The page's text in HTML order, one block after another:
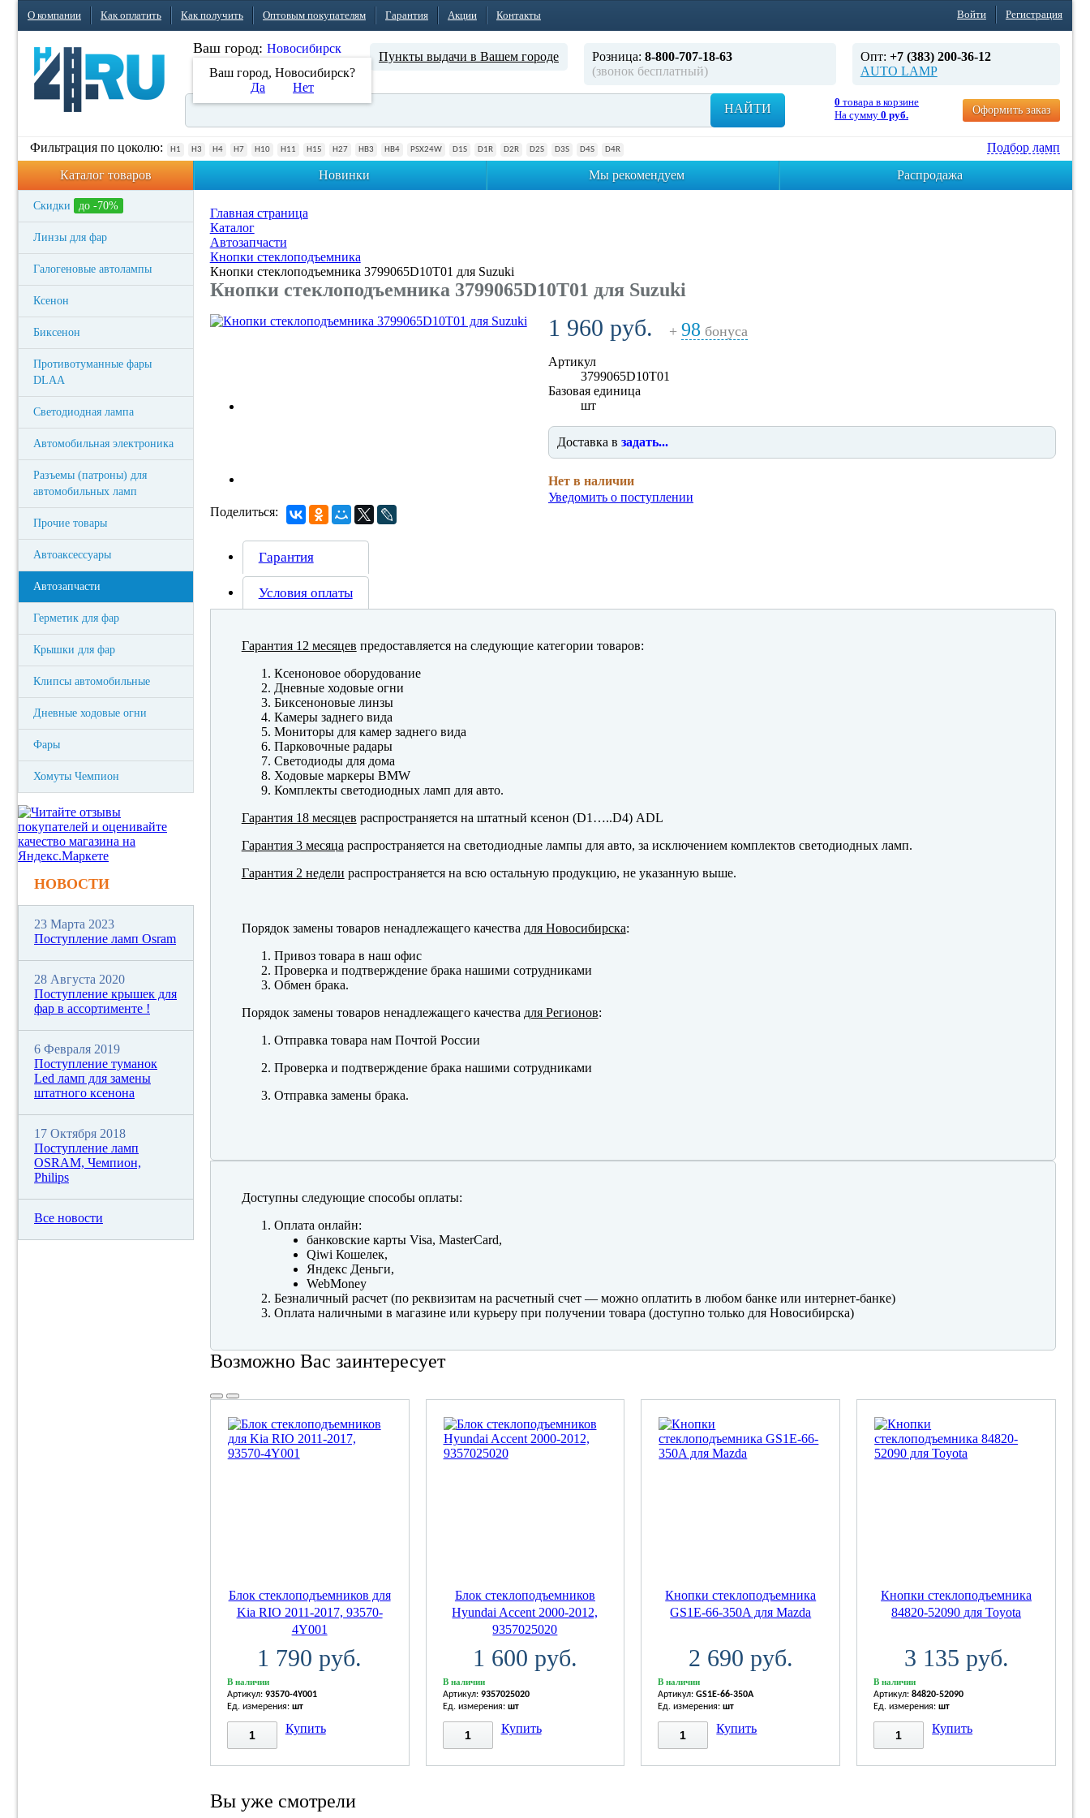
О компании Как оплатить Как получить Оптовым покупателям Гарантия Акции Контакты Войти Регистрация
Ваш город: Новосибирск
Ваш город, Новосибирск?
Да
Нет
Пункты выдачи в Вашем городе Розница: 8-800-707-18-63
(звонок бесплатный)
Опт: +7 (383) 200-36-12
AUTO LAMP
НАЙТИ 0 товара в корзине
На сумму 0 руб. Оформить заказ
Фильтрация по цоколю: H1 H3 H4 H7 H10 H11 H15 H27 HB3 HB4 PSX24W D1S D1R D2R D2S D3S D4S D4R
Подбор ламп
Каталог товаров
Новинки Мы рекомендуем Распродажа
Скидки до -70%
Линзы для фар
Галогеновые автолампы
Ксенон
Биксенон
Противотуманные фары
DLAA
Светодиодная лампа
Автомобильная электроника
Разъемы (патроны) для
автомобильных ламп
Прочие товары
Автоаксессуары
Автозапчасти
Герметик для фар
Крышки для фар
Клипсы автомобильные
Дневные ходовые огни
Фары
Хомуты Чемпион
Главная страница
Каталог
Автозапчасти
Кнопки стеклоподъемника
Кнопки стеклоподъемника 3799065D10T01 для Suzuki
Кнопки стеклоподъемника 3799065D10T01 для Suzuki
1 960 руб. + 98 бонуса
Артикул
3799065D10T01
Базовая единица
шт
Доставка в задать...
Нет в наличии
Уведомить о поступлении
Поделиться:
Гарантия
Условия оплаты
Гарантия 12 месяцев предоставляется на следующие категории товаров:
Ксеноновое оборудование
Дневные ходовые огни
Биксеноновые линзы
Камеры заднего вида
Мониторы для камер заднего вида
Парковочные радары
Светодиоды для дома
Ходовые маркеры BMW
Комплекты светодиодных ламп для авто.
Гарантия 18 месяцев распространяется на штатный ксенон (D1…..D4) ADL
Гарантия 3 месяца распространяется на светодиодные лампы для авто, за исключением комплектов светодиодных ламп.
Гарантия 2 недели распространяется на всю остальную продукцию, не указанную выше.
Порядок замены товаров ненадлежащего качества для Новосибирска:
Привоз товара в наш офис
Проверка и подтверждение брака нашими сотрудниками
Обмен брака.
Порядок замены товаров ненадлежащего качества для Регионов:
Отправка товара нам Почтой России
Проверка и подтверждение брака нашими сотрудниками
Отправка замены брака.
Доступны следующие способы оплаты:
Оплата онлайн:
банковские карты Visa, MasterCard,
Qiwi Кошелек,
Яндекс Деньги,
WebMoney
Безналичный расчет (по реквизитам на расчетный счет — можно оплатить в любом банке или интернет-банке)
Оплата наличными в магазине или курьеру при получении товара (доступно только для Новосибирска)
Возможно Вас заинтересует
Блок стеклоподъемников для
Kia RIO 2011-2017, 93570-
4Y001
1 790 руб.
В наличии
Артикул: 93570-4Y001
Ед. измерения: шт
Купить
Блок стеклоподъемников
Hyundai Accent 2000-2012,
9357025020
1 600 руб.
В наличии
Артикул: 9357025020
Ед. измерения: шт
Купить
Кнопки стеклоподъемника
GS1E-66-350A для Mazda
2 690 руб.
В наличии
Артикул:GS1E-66-350A
Ед. измерения:шт
Купить
Кнопки стеклоподъемника
84820-52090 для Toyota
3 135 руб.
В наличии
Артикул:84820-52090
Ед. измерения:шт
Купить
Вы уже смотрели
НОВОСТИ
23 Марта 2023
Поступление ламп Osram
28 Августа 2020
Поступление крышек для
фар в ассортименте !
6 Февраля 2019
Поступление туманок
Led ламп для замены
штатного ксенона
17 Октября 2018
Поступление ламп
OSRAM, Чемпион,
Philips
Все новости